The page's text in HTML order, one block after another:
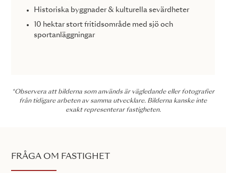
Historiska byggnader & kulturella sevärdheter
10 hektar stort fritidsområde med sjö och
sportanläggningar
*Observera att bilderna som används är vägledande eller fotografier
från tidigare arbeten av samma utvecklare. Bilderna kanske inte
exakt representerar fastigheten.
FRÅGA OM FASTIGHET